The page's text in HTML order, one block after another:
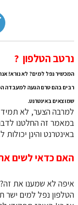
​​​​​​​נרטב הטלפון ?
המכשיר נפל למים? לא נורא!
רבים בהם טרם הגעה למעבדה
שמוצאים באינטרנט.
למרבה הצער, לא תמיד
במאמר זה החלטנו
באינטרנט והינן
האם כדאי לשים
איפה לא שמענו את
הטלפון נפל למים ישר